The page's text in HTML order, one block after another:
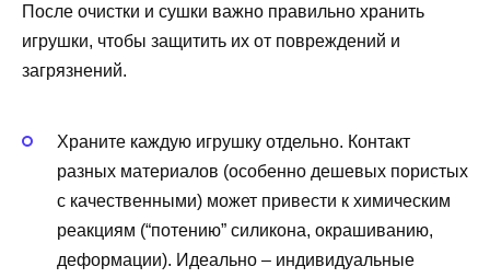
После очистки и сушки важно правильно хранить
игрушки, чтобы защитить их от повреждений и
загрязнений.
Храните каждую игрушку отдельно. Контакт
разных материалов (особенно дешевых пористых
с качественными) может привести к химическим
реакциям (“потению” силикона, окрашиванию,
деформации). Идеально – индивидуальные